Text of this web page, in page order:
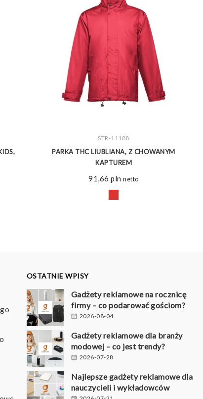
ZOBACZ WIĘCEJ
STR-11188
PARKA THC LIUBLIANA, Z CHOWANYM
KAPTUREM
91,66pln netto
OSTATNIE WPISY
Gadżety reklamowe na rocznicę
firmy – co podarować gościom?
2026-08-04
Gadżety reklamowe dla branży
modowej – co jest trendy?
2026-07-28
Najlepsze gadżety reklamowe dla
nauczycieli i wykładowców